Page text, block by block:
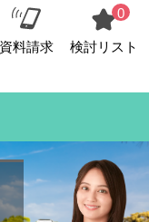
資料請求
0
検討リスト